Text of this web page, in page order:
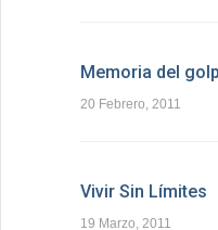
Memoria del
20 Febrero, 2011
Vivir Sin Límites
19 Marzo, 2011